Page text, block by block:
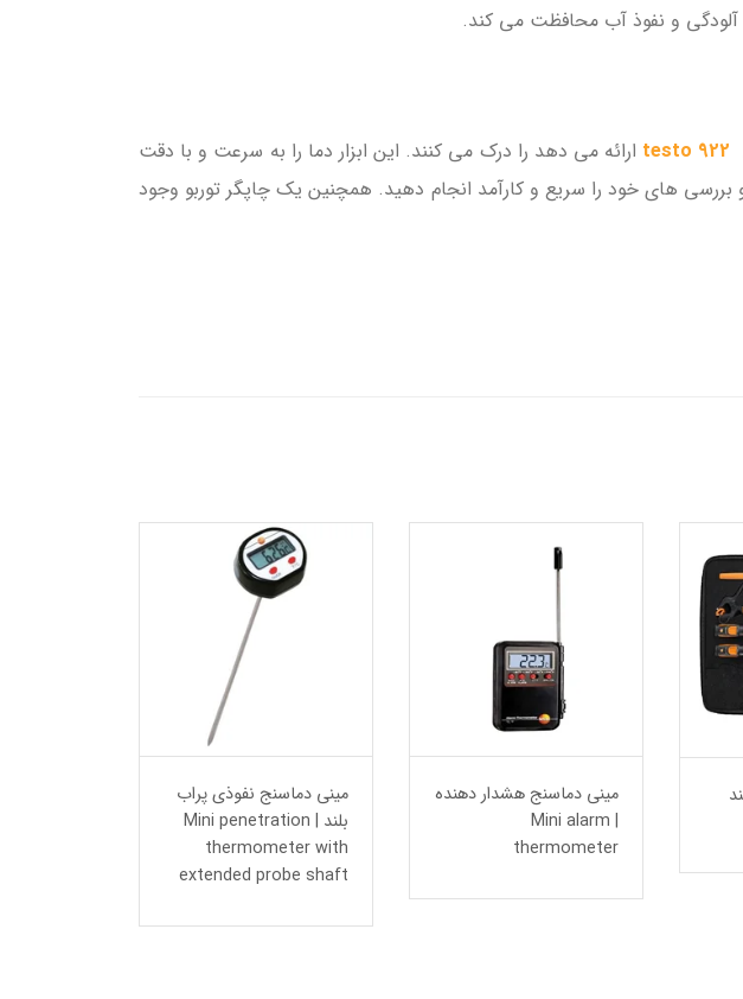
آلودگی و نفوذ آب محافظت می کند.
testo 922 ارائه می دهد را درک می کنند. این ابزار دما را به سرعت و با دقت
های خود را سریع و کارآمد انجام دهید. همچنین یک چاپگر توربو وجود
مینی دماسنج هشدار دهنده
| Mini alarm
thermometer
مینی دماسنج نفوذی پراب
بلند | Mini penetration
thermometer with
extended probe shaft